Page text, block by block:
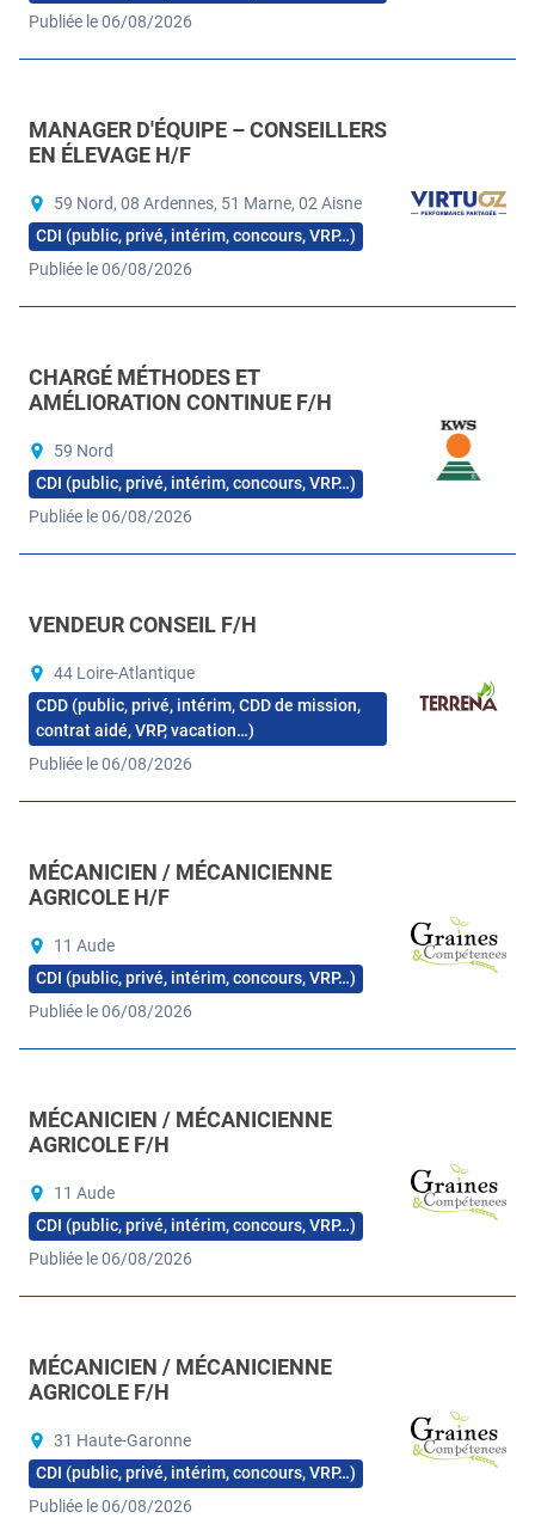
Publiée le 06/08/2026
MANAGER D'ÉQUIPE – CONSEILLERS
EN ÉLEVAGE H/F
59 Nord, 08 Ardennes, 51 Marne, 02 Aisne
CDI (public, privé, intérim, concours, VRP…)
Publiée le 06/08/2026
CHARGÉ MÉTHODES ET
AMÉLIORATION CONTINUE F/H
59 Nord
CDI (public, privé, intérim, concours, VRP…)
Publiée le 06/08/2026
VENDEUR CONSEIL F/H
44 Loire-Atlantique
CDD (public, privé, intérim, CDD de mission,
contrat aidé, VRP, vacation…)
Publiée le 06/08/2026
MÉCANICIEN / MÉCANICIENNE
AGRICOLE H/F
11 Aude
CDI (public, privé, intérim, concours, VRP…)
Publiée le 06/08/2026
MÉCANICIEN / MÉCANICIENNE
AGRICOLE F/H
11 Aude
CDI (public, privé, intérim, concours, VRP…)
Publiée le 06/08/2026
MÉCANICIEN / MÉCANICIENNE
AGRICOLE F/H
31 Haute-Garonne
CDI (public, privé, intérim, concours, VRP…)
Publiée le 06/08/2026